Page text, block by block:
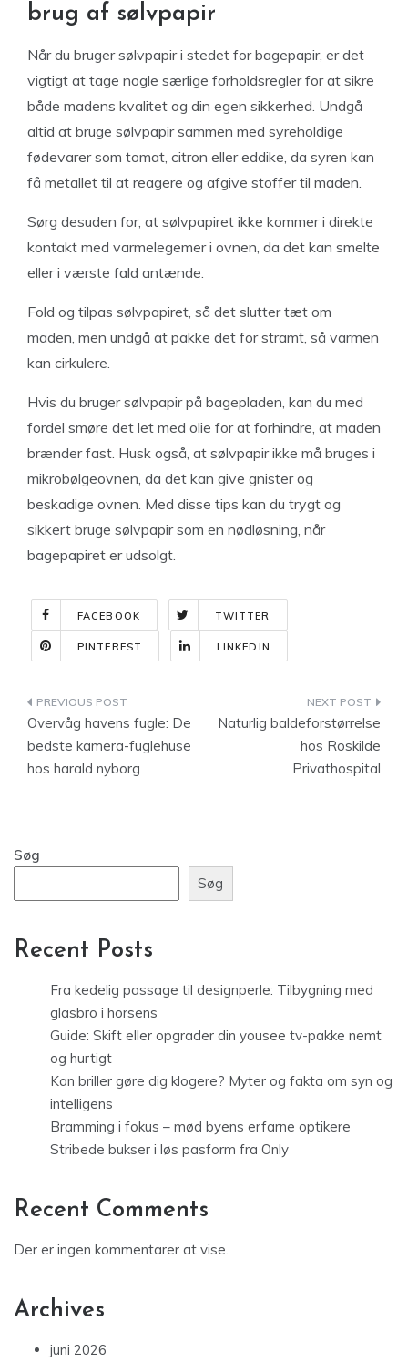
brug af sølvpapir
Når du bruger sølvpapir i stedet for bagepapir, er det
vigtigt at tage nogle særlige forholdsregler for at sikre
både madens kvalitet og din egen sikkerhed. Undgå
altid at bruge sølvpapir sammen med syreholdige
fødevarer som tomat, citron eller eddike, da syren kan
få metallet til at reagere og afgive stoffer til maden.
Sørg desuden for, at sølvpapiret ikke kommer i direkte
kontakt med varmelegemer i ovnen, da det kan smelte
eller i værste fald antænde.
Fold og tilpas sølvpapiret, så det slutter tæt om
maden, men undgå at pakke det for stramt, så varmen
kan cirkulere.
Hvis du bruger sølvpapir på bagepladen, kan du med
fordel smøre det let med olie for at forhindre, at maden
brænder fast. Husk også, at sølvpapir ikke må bruges i
mikrobølgeovnen, da det kan give gnister og
beskadige ovnen. Med disse tips kan du trygt og
sikkert bruge sølvpapir som en nødløsning, når
bagepapiret er udsolgt.
FACEBOOK TWITTER
PINTEREST LINKEDIN
Indlægsnavigation
Overvåg havens fugle: De
bedste kamera-fuglehuse
hos harald nyborg
Naturlig baldeforstørrelse
hos Roskilde
Privathospital
Søg
Søg
Recent Posts
Fra kedelig passage til designperle: Tilbygning med
glasbro i horsens
Guide: Skift eller opgrader din yousee tv-pakke nemt
og hurtigt
Kan briller gøre dig klogere? Myter og fakta om syn og
intelligens
Bramming i fokus – mød byens erfarne optikere
Stribede bukser i løs pasform fra Only
Recent Comments
Der er ingen kommentarer at vise.
Archives
juni 2026